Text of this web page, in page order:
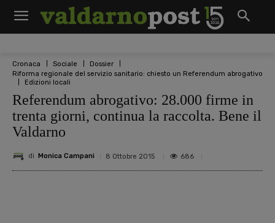
Cronaca Sociale
Dossier
Riforma regionale del servizio sanitario: chiesto un Referendum abrogativo
Edizioni locali
Referendum abrogativo: 28.000 firme in
trenta giorni, continua la raccolta. Bene il
Valdarno
di Monica Campani 8 Ottobre 2015 686